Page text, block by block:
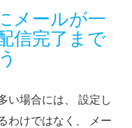
メールが一
信完了まで
い場合には、 設定し
わけではなく、 メー